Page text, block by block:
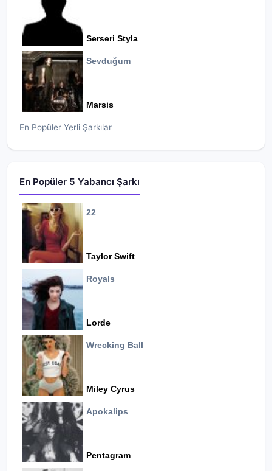
Serseri Styla
Sevduğum
Marsis
En Popüler Yerli Şarkılar
En Popüler 5 Yabancı Şarkı
22
Taylor Swift
Royals
Lorde
Wrecking Ball
Miley Cyrus
Apokalips
Pentagram